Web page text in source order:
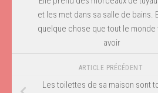
et les met dans sa salle de bains.
quelque chose que tout le monde
avoir
ARTICLE PRÉCÉDENT
Les toilettes de sa maison sont